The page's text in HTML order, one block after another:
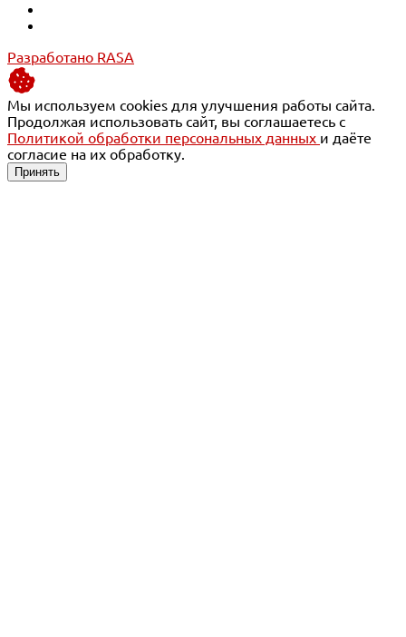
Разработано RASA
Мы используем cookies для улучшения работы сайта.
Продолжая использовать сайт, вы соглашаетесь с
Политикой обработки персональных данных и даёте
согласие на их обработку.
Принять